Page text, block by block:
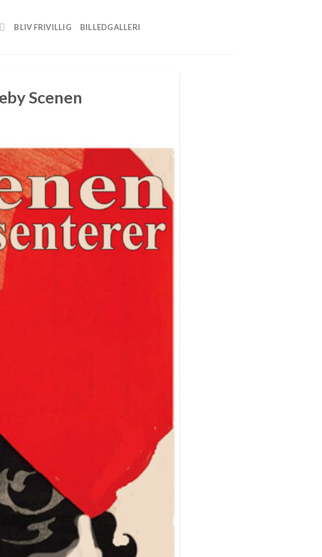
BLIV FRIVILLIG BILLEDGALLERI
Scenen